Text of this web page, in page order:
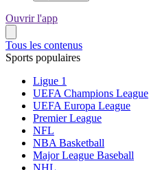
Ouvrir l'app
Tous les contenus
Sports populaires
Ligue 1
UEFA Champions League
UEFA Europa League
Premier League
NFL
NBA Basketball
Major League Baseball
NHL